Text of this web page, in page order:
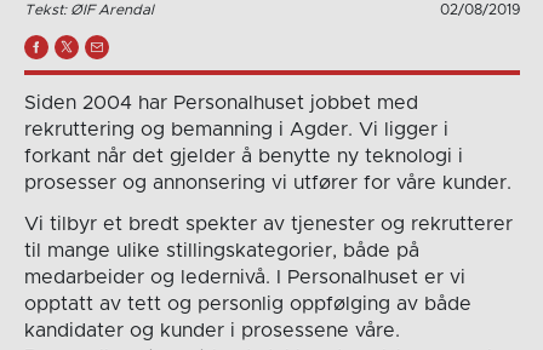
Tekst: ØIF Arendal 02/08/2019
Siden 2004 har Personalhuset jobbet med
rekruttering og bemanning i Agder. Vi ligger i
forkant når det gjelder å benytte ny teknologi i
prosesser og annonsering vi utfører for våre kunder.
Vi tilbyr et bredt spekter av tjenester og rekrutterer
til mange ulike stillingskategorier, både på
medarbeider og ledernivå. I Personalhuset er vi
opptatt av tett og personlig oppfølging av både
kandidater og kunder i prosessene våre.